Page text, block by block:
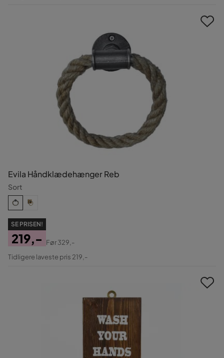
Evila Håndklædehænger Reb
Sort
SE PRISEN!
Pris
219,-
Original
Før329,-
Tidligere laveste pris 219,-